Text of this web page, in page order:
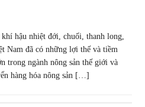
hậu nhiệt đới, chuối, thanh long,
Nam đã có những lợi thế và tiềm
trong ngành nông sản thế giới và
hàng hóa nông sản […]